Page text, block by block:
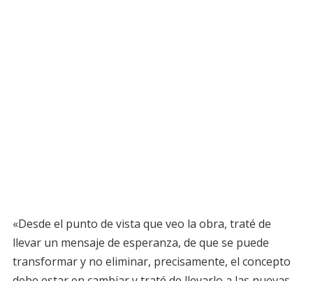
«Desde el punto de vista que veo la obra, traté de
llevar un mensaje de esperanza, de que se puede
transformar y no eliminar, precisamente, el concepto